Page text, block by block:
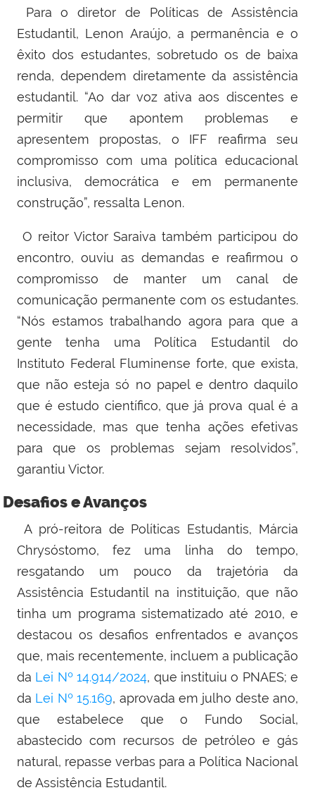
Para o diretor de Políticas de Assistência
Estudantil, Lenon Araújo, a permanência e o
êxito dos estudantes, sobretudo os de baixa
renda, dependem diretamente da assistência
estudantil. “Ao dar voz ativa aos discentes e
permitir que apontem problemas e
apresentem propostas, o IFF reafirma seu
compromisso com uma política educacional
inclusiva, democrática e em permanente
construção”, ressalta Lenon.
O reitor Victor Saraiva também participou do
encontro, ouviu as demandas e reafirmou o
compromisso de manter um canal de
comunicação permanente com os estudantes.
“Nós estamos trabalhando agora para que a
gente tenha uma Política Estudantil do
Instituto Federal Fluminense forte, que exista,
que não esteja só no papel e dentro daquilo
que é estudo científico, que já prova qual é a
necessidade, mas que tenha ações efetivas
para que os problemas sejam resolvidos”,
garantiu Victor.
Desafios e Avanços
A pró-reitora de Políticas Estudantis, Márcia
Chrysóstomo, fez uma linha do tempo,
resgatando um pouco da trajetória da
Assistência Estudantil na instituição, que não
tinha um programa sistematizado até 2010, e
destacou os desafios enfrentados e avanços
que, mais recentemente, incluem a publicação
da Lei Nº 14.914/2024, que instituiu o PNAES; e
da Lei Nº 15.169, aprovada em julho deste ano,
que estabelece que o Fundo Social,
abastecido com recursos de petróleo e gás
natural, repasse verbas para a Política Nacional
de Assistência Estudantil.